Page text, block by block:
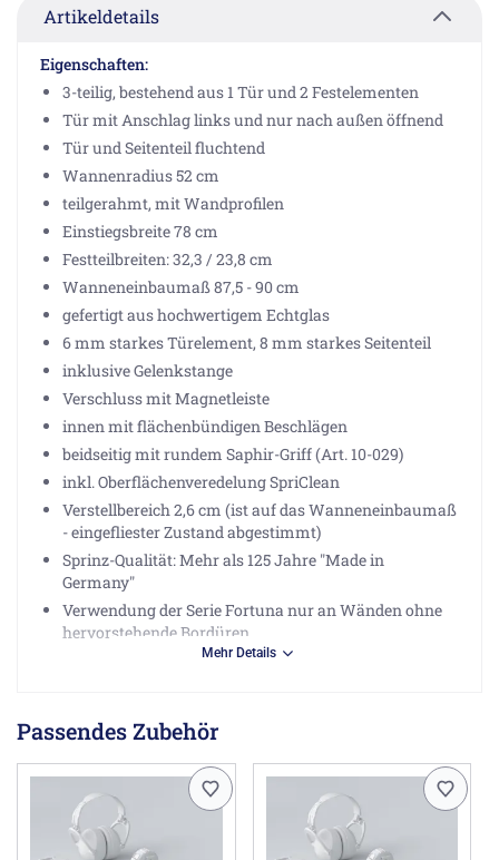
Artikeldetails
Eigenschaften:
3-teilig, bestehend aus 1 Tür und 2 Festelementen
Tür mit Anschlag links und nur nach außen öffnend
Tür und Seitenteil fluchtend
Wannenradius 52 cm
teilgerahmt, mit Wandprofilen
Einstiegsbreite 78 cm
Festteilbreiten: 32,3 / 23,8 cm
Wanneneinbaumaß 87,5 - 90 cm
gefertigt aus hochwertigem Echtglas
6 mm starkes Türelement, 8 mm starkes Seitenteil
inklusive Gelenkstange
Verschluss mit Magnetleiste
innen mit flächenbündigen Beschlägen
beidseitig mit rundem Saphir-Griff (Art. 10-029)
inkl. Oberflächenveredelung SpriClean
Verstellbereich 2,6 cm (ist auf das Wanneneinbaumaß
- eingefliester Zustand abgestimmt)
Sprinz-Qualität: Mehr als 125 Jahre "Made in
Germany"
Verwendung der Serie Fortuna nur an Wänden ohne
hervorstehende Bordüren.
Wanneneinbaumaß nicht unter- bzw. überschritten
werden.
Die Duschkabine ist nur bundesweit
auf dem Festland
inkl. Aufmaß und Montage bestellbar & lieferbar!
Hinweis für Duschabtrennungen
Mehr Details
Passendes Zubehör